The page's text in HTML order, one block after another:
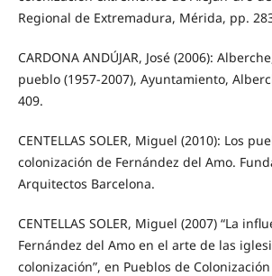
Regional de Extremadura, Mérida, pp.
CARDONA ANDÚJAR, José (2006):
pueblo (1957-2007), Ayuntamiento,
409.
CENTELLAS SOLER, Miguel (2010): Los
colonización de Fernández del Amo.
Arquitectos Barcelona.
CENTELLAS SOLER, Miguel (2007) “La
Fernández del Amo en el arte de las
colonización”, en Pueblos de